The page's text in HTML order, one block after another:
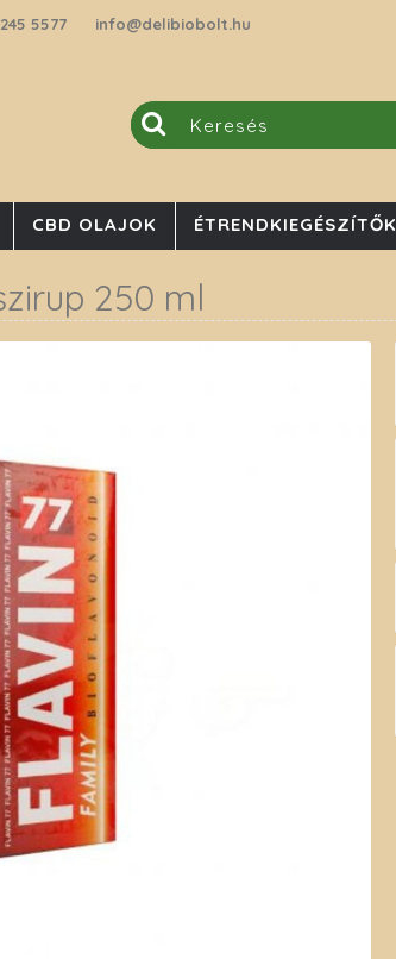
5577 info@delibiobolt.hu
CBD OLAJOK ÉTRENDKIEGÉSZÍTŐK
250 ml